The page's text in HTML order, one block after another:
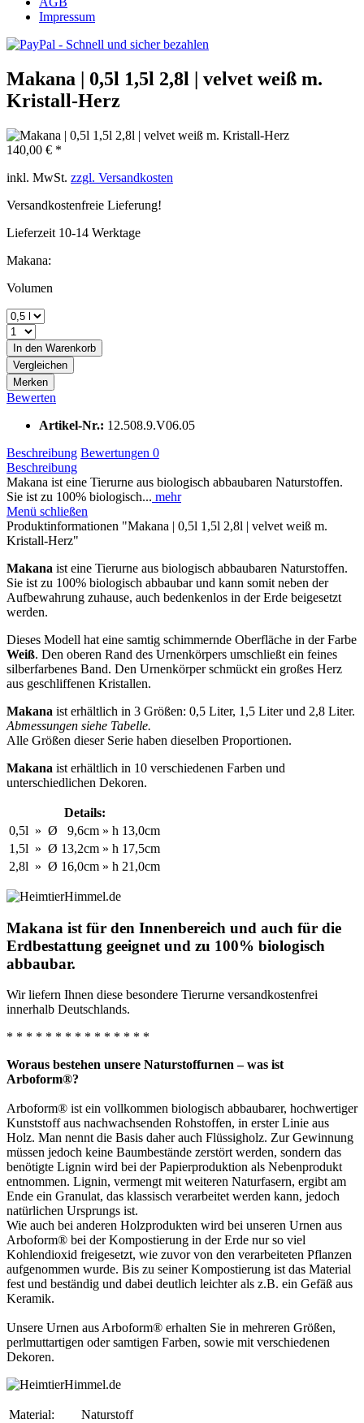
Impressum
Makana | 0,5l 1,5l 2,8l | velvet weiß m.
Kristall-Herz
140,00 € *
inkl. MwSt. zzgl. Versandkosten
Versandkostenfreie Lieferung!
Lieferzeit 10-14 Werktage
Makana:
Volumen
In den Warenkorb
Vergleichen
Merken
Bewerten
Artikel-Nr.: 12.508.9.V06.05
Beschreibung Bewertungen 0
Beschreibung
Makana ist eine Tierurne aus biologisch abbaubaren Naturstoffen.
Sie ist zu 100% biologisch... mehr
Menü schließen
Produktinformationen "Makana | 0,5l 1,5l 2,8l | velvet weiß m.
Kristall-Herz"
Makana ist eine Tierurne aus biologisch abbaubaren Naturstoffen.
Sie ist zu 100% biologisch abbaubar und kann somit neben der
Aufbewahrung zuhause, auch bedenkenlos in der Erde beigesetzt
werden.
Dieses Modell hat eine samtig schimmernde Oberfläche in der Farbe
Weiß. Den oberen Rand des Urnenkörpers umschließt ein feines
silberfarbenes Band. Den Urnenkörper schmückt ein großes Herz
aus geschliffenen Kristallen.
Makana ist erhältlich in 3 Größen: 0,5 Liter, 1,5 Liter und 2,8 Liter.
Abmessungen siehe Tabelle.
Alle Größen dieser Serie haben dieselben Proportionen.
Makana ist erhältlich in 10 verschiedenen Farben und
unterschiedlichen Dekoren.
Details:
0,5l » Ø 9,6cm » h 13,0cm
1,5l » Ø 13,2cm » h 17,5cm
2,8l » Ø 16,0cm » h 21,0cm
Makana ist für den Innenbereich und auch für die
Erdbestattung geeignet und zu 100% biologisch
abbaubar.
Wir liefern Ihnen diese besondere Tierurne versandkostenfrei
innerhalb Deutschlands.
* * * * * * * * * * * * * * *
Woraus bestehen unsere Naturstoffurnen – was ist
Arboform®?
Arboform® ist ein vollkommen biologisch abbaubarer, hochwertiger
Kunststoff aus nachwachsenden Rohstoffen, in erster Linie aus
Holz. Man nennt die Basis daher auch Flüssigholz. Zur Gewinnung
müssen jedoch keine Baumbestände zerstört werden, sondern das
benötigte Lignin wird bei der Papierproduktion als Nebenprodukt
entnommen. Lignin, vermengt mit weiteren Naturfasern, ergibt am
Ende ein Granulat, das klassisch verarbeitet werden kann, jedoch
natürlichen Ursprungs ist.
Wie auch bei anderen Holzprodukten wird bei unseren Urnen aus
Arboform® bei der Kompostierung in der Erde nur so viel
Kohlendioxid freigesetzt, wie zuvor von den verarbeiteten Pflanzen
aufgenommen wurde. Bis zu seiner Kompostierung ist das Material
fest und beständig und dabei deutlich leichter als z.B. ein Gefäß aus
Keramik.
Unsere Urnen aus Arboform® erhalten Sie in mehreren Größen,
perlmuttartigen oder samtigen Farben, sowie mit verschiedenen
Dekoren.
Material:
Naturstoff